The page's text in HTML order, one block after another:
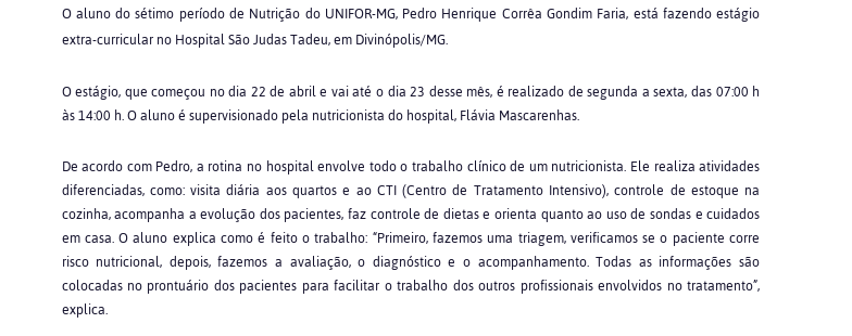
O aluno do sétimo período de Nutrição do UNIFOR-MG, Pedro Henrique Corrêa Gondim Faria, está fazendo estágio
extra-curricular no Hospital São Judas Tadeu, em Divinópolis/MG.
O estágio, que começou no dia 22 de abril e vai até o dia 23 desse mês, é realizado de segunda a sexta, das 07:00 h
às 14:00 h. O aluno é supervisionado pela nutricionista do hospital, Flávia Mascarenhas.
De acordo com Pedro, a rotina no hospital envolve todo o trabalho clínico de um nutricionista. Ele realiza atividades
diferenciadas, como: visita diária aos quartos e ao CTI (Centro de Tratamento Intensivo), controle de estoque na
cozinha, acompanha a evolução dos pacientes, faz controle de dietas e orienta quanto ao uso de sondas e cuidados
em casa. O aluno explica como é feito o trabalho: “Primeiro, fazemos uma triagem, verificamos se o paciente corre
risco nutricional, depois, fazemos a avaliação, o diagnóstico e o acompanhamento. Todas as informações são
colocadas no prontuário dos pacientes para facilitar o trabalho dos outros profissionais envolvidos no tratamento”,
explica.